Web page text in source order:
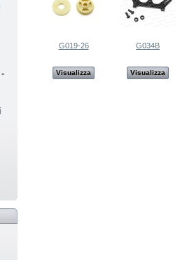
G019-26
Visualizza
G034B
Visualizza